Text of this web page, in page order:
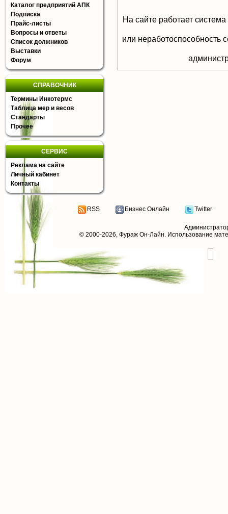
Каталог предприятий АПК
Подписка
Прайс-листы
Вопросы и ответы
Список должников
Выставки
Форум
СПРАВОЧНИК
Термины Инкотермс
Таблица мер и весов
Стандарты
Прочее
СЕРВИС
Реклама на сайте
Личный кабинет
Контакты
На сайте работает
или неработоспособность
RSS Бизнес Онлайн Twitter
© 2000-2026, Фураж Он-Лайн. Использование